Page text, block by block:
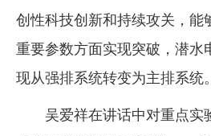
创性科技创新和持续攻关，能
重要参数方面实现突破，潜水
现从强排系统转变为主排系统。
吴爱祥在讲话中对重点实